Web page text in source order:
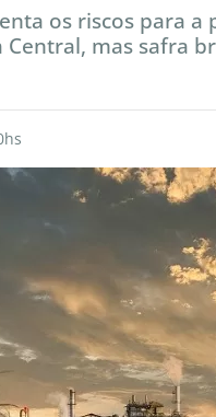
os riscos para a
mas safra